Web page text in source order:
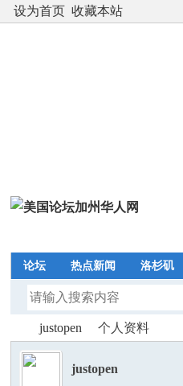
设为首页 收藏本站
论坛 热点新闻 洛杉矶
justopen 个人资料
justopen